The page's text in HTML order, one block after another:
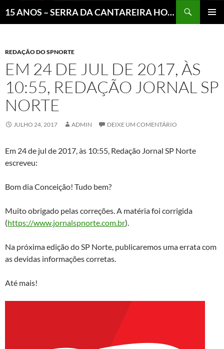
15 ANOS – SERRA DA CANTAREIRA HOJE E COTIDIANO DO BRASIL E DO MUNDO
REDAÇÃO DO SPNORTE
EM 24 DE JUL DE 2017, ÀS
10:55, REDAÇÃO JORNAL SP
NORTE
JULHO 24, 2017 ADMIN DEIXE UM COMENTÁRIO
Em 24 de jul de 2017, às 10:55, Redação Jornal SP Norte
escreveu:
Bom dia Conceição! Tudo bem?
Muito obrigado pelas correções. A matéria foi corrigida
(https://www.jornalspnorte.com.br).
Na próxima edição do SP Norte, publicaremos uma errata com
as devidas informações corretas.
Até mais!